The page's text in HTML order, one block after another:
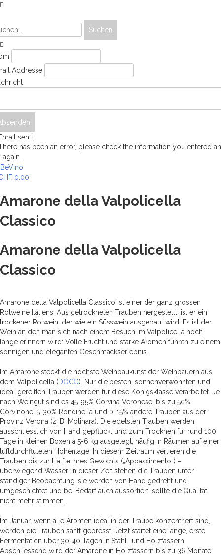
Addresse
sent!
has been an error, please check the information you entered
again.
Skip
to
0.00
Amarone della Valpolicella
Classico
Amarone della Valpolicella
Classico
Amarone della Valpolicella Classico ist einer der ganz grossen
Rotweine Italiens. Aus getrockneten Trauben hergestellt, ist er ein
trockener Rotwein, der wie ein Süsswein ausgebaut wird. Es ist der
Wein an den man sich nach einem Besuch im Valpolicella noch
lange erinnern wird: Volle Frucht und starke Aromen führen zu einem
sonnigen und eleganten Geschmackserlebnis.
Im Amarone steckt die höchste Weinbaukunst der Weinbauern aus
dem Valpolicella (DOCG). Nur die besten, sonnenverwöhnten und
ideal gereiften Trauben werden für diese Königsklasse verarbeitet. Je
nach Weingut sind es 45-95% Corvina Veronese, bis zu 50%
Corvinone, 5-30% Rondinella und 0-15% andere Trauben aus der
Provinz Verona (z. B. Molinara). Die edelsten Trauben werden
ausschliesslich von Hand gepflückt und zum Trocknen für rund 100
Tage in kleinen Boxen á 5-6 kg ausgelegt, häufig in Räumen auf einer
luftdurchfluteten Höhenlage. In diesem Zeitraum verlieren die
Trauben bis zur Hälfte ihres Gewichts („Appassimento“) –
überwiegend Wasser. In dieser Zeit stehen die Trauben unter
ständiger Beobachtung, sie werden von Hand gedreht und
umgeschichtet und bei Bedarf auch aussortiert, sollte die Qualität
nicht mehr stimmen.
Im Januar, wenn alle Aromen ideal in der Traube konzentriert sind,
werden die Trauben sanft gepresst. Jetzt startet eine lange, erste
Fermentation über 30-40 Tagen in Stahl- und Holzfässern.
Abschliessend wird der Amarone in Holzfässern bis zu 36 Monate